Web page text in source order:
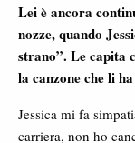
Lei è ancora
nozze, quando
strano”. Le capita
la canzone che li
Jessica mi fa
carriera, non ho